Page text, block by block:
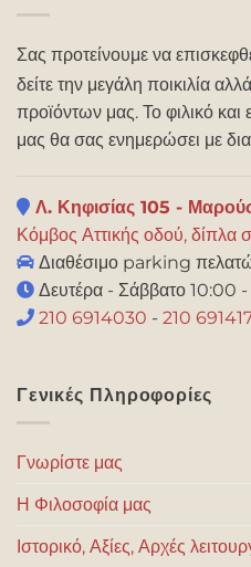
Σας προτείνουμε να
δείτε την μεγάλη ποικιλία
προϊόντων μας. Το φιλικό
μας θα σας ενημερώσει με
Λ. Κηφισίας 105 -
Κόμβος Αττικής οδού, δίπλα
Διαθέσιμο parking
Δευτέρα - Σάββατο 10:00
210 6914030 - 210
Γενικές Πληροφορίες
Γνωρίστε μας
Η Φιλοσοφία μας
Ιστορικό, Αξίες, Αρχές